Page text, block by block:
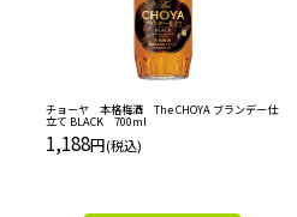
チョーヤ 本格梅酒 The CHOYA ブランデー仕
立て BLACK 700ml
1,188円(税込)